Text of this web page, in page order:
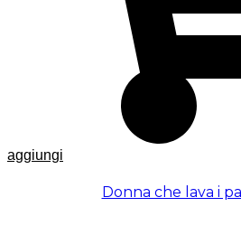
aggiungi
Donna che lava i